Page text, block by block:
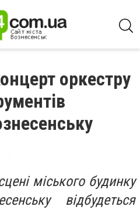
оркестру
міського будинку
відбудеться